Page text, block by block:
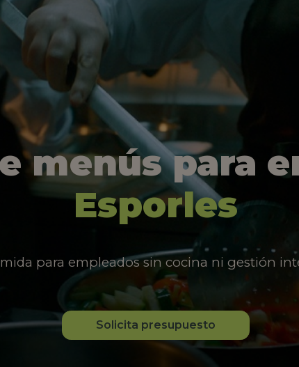
menús para
Esporles
para empleados sin cocina ni gestión
Solicita presupuesto